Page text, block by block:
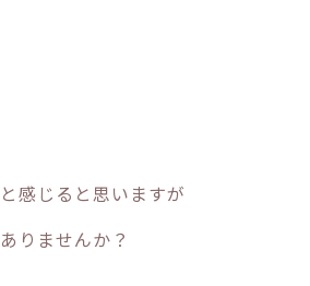
感じると思いますが
りませんか？